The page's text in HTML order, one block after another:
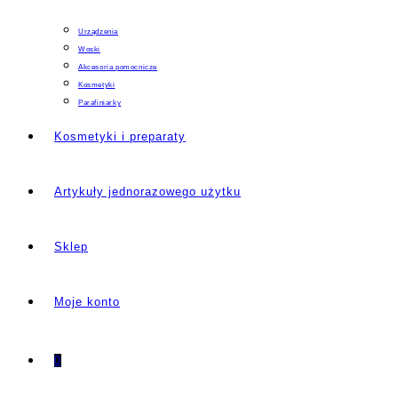
Urządzenia
Woski
Akcesoria pomocnicze
Kosmetyki
Parafiniarky
Kosmetyki i preparaty
Artykuły jednorazowego użytku
Sklep
Moje konto
0